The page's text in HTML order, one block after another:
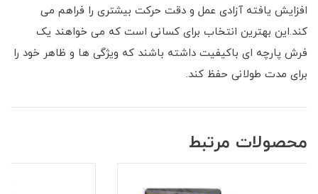
افزایش یافته آزادی عمل و دقت حرکت بیشتری را فراهم می
کند.این بهترین انتخاب برای کسانی است که می خواهند یک
فرش پارچه ای باکیفیت داشته باشند که ویژگی ها و ظاهر خود را
برای مدت طولانی حفظ کند.
محصولات مرتبط